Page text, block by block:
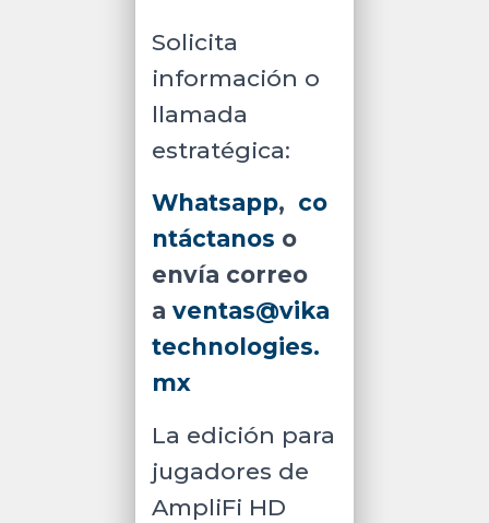
Solicita
información o
llamada
estratégica:
Whatsapp, co
ntáctanos o
envía correo
a ventas@vika
technologies.
mx
La edición para
jugadores de
AmpliFi HD